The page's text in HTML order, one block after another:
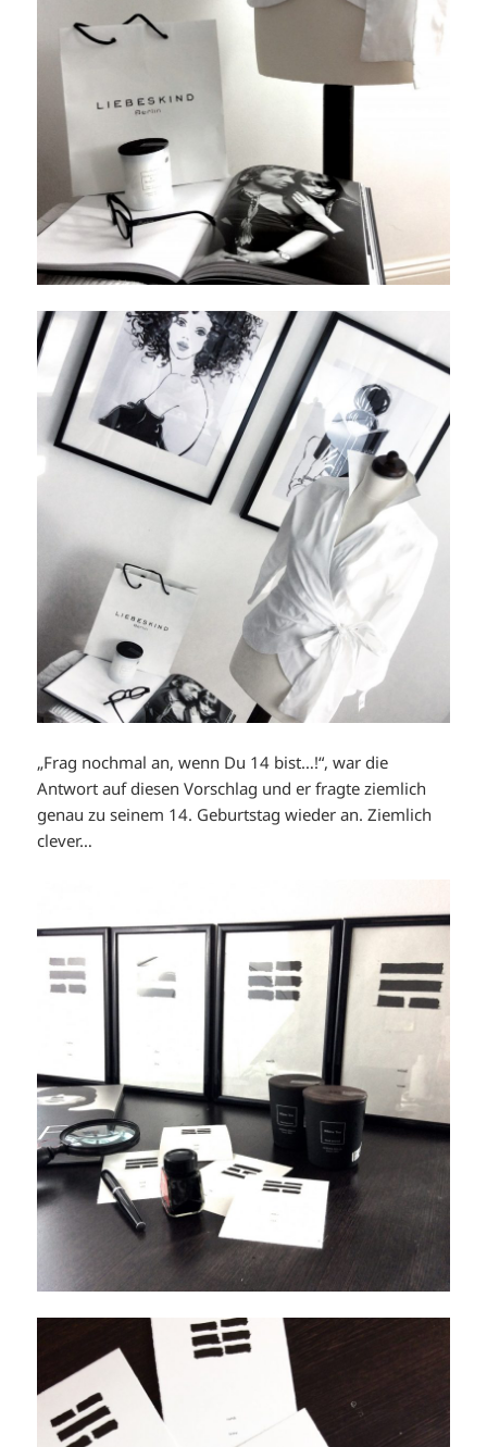
„Frag nochmal an, wenn Du 14 bist…!“, war die
Antwort auf diesen Vorschlag und er fragte ziemlich
genau zu seinem 14. Geburtstag wieder an. Ziemlich
clever…